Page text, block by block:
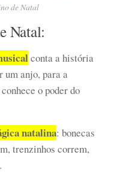
de Natal
Natal:
conta a história
um anjo, para a
o poder do
natalina: bonecas
trenzinhos correm,